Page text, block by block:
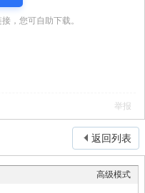
，您可自助下载。
举报
返回列表
高级模式